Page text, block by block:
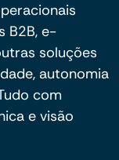
B2B, e-
soluções
autonomia
com
e visão